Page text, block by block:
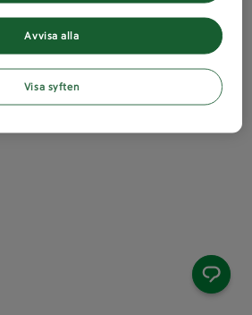
Avvisa alla
Visa syften